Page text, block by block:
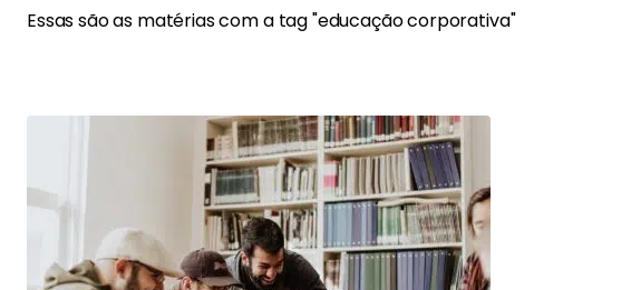
Essas são as matérias com a tag "educação corporativa"